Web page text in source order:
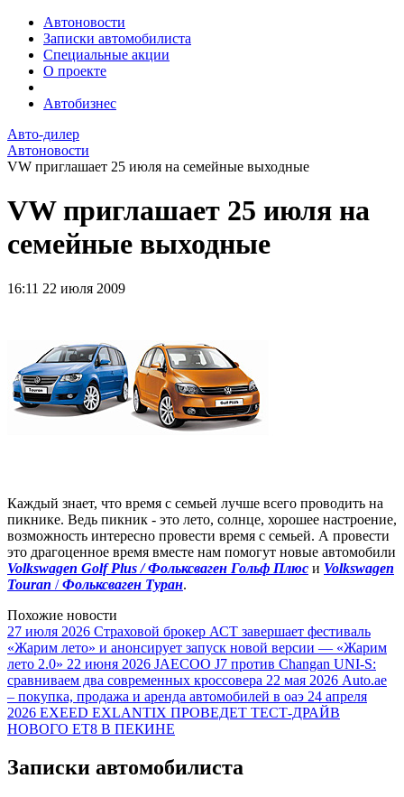
Автоновости
Записки автомобилиста
Специальные акции
О проекте
Автобизнес
Авто-дилер
Автоновости
VW приглашает 25 июля на семейные выходные
VW приглашает 25 июля на
семейные выходные
16:11 22 июля 2009
Каждый знает, что время с семьей лучше всего проводить на
пикнике. Ведь пикник - это лето, солнце, хорошее настроение,
возможность интересно провести время с семьей. А провести
это драгоценное время вместе нам помогут новые автомобили
Volkswagen Golf Plus / Фольксваген Гольф Плюс и Volkswagen
Touran /Фольксваген Туран.
Похожие новости
27 июля 2026 Страховой брокер АСТ завершает фестиваль
«Жарим лето» и анонсирует запуск новой версии — «Жарим
лето 2.0» 22 июня 2026 JAECOO J7 против Changan UNI-S:
сравниваем два современных кроссовера 22 мая 2026 Auto.ae
– покупка, продажа и аренда автомобилей в оаэ 24 апреля
2026 EXEED EXLANTIX ПРОВЕДЕТ ТЕСТ-ДРАЙВ
НОВОГО ET8 В ПЕКИНЕ
Записки автомобилиста